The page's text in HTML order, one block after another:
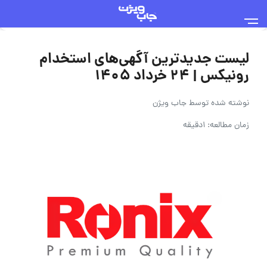
لیست جدیدترین آگهی‌های استخدام
رونیکس | ۲۴ خرداد ۱۴۰۵
نوشته شده توسطجاب ویژن
زمان مطالعه: 1دقیقه